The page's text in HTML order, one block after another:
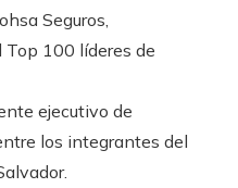
Seguros,
100 líderes de
ejecutivo de
los integrantes del